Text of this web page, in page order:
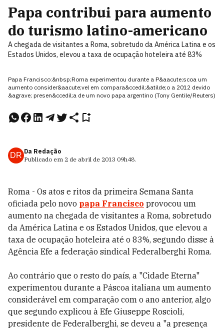
Papa contribui para aumento
do turismo latino-americano
A chegada de visitantes a Roma, sobretudo da América Latina e os
Estados Unidos, elevou a taxa de ocupação hoteleira até 83%
Papa Francisco:&nbsp;Roma experimentou durante a P&aacute;scoa um
aumento consider&aacute;vel em compara&ccedil;&atilde;o a 2012 devido
&agrave; presen&ccedil;a de um novo papa argentino (Tony Gentile/Reuters)
DR Da Redação
Publicado em 2 de abril de 2013 09h48.
Roma - Os atos e ritos da primeira Semana Santa
oficiada pelo novo papa Francisco provocou um
aumento na chegada de visitantes a Roma, sobretudo
da América Latina e os Estados Unidos, que elevou a
taxa de ocupação hoteleira até o 83%, segundo disse à
Agência Efe a federação sindical Federalberghi Roma.
Ao contrário que o resto do país, a "Cidade Eterna"
experimentou durante a Páscoa italiana um aumento
considerável em comparação com o ano anterior, algo
que segundo explicou à Efe Giuseppe Roscioli,
presidente de Federalberghi, se deveu a "a presença